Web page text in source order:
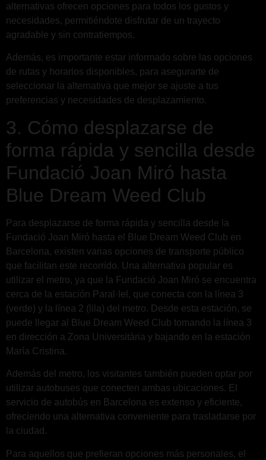
alternativas ofrecen opciones para todos los gustos y
necesidades, permitiéndote disfrutar de un trayecto
agradable y sin contratiempos.
Además, es importante estar informado sobre las opciones
de rutas y horarios disponibles, para asegurarte de
seleccionar la alternativa que mejor se ajuste a tus
preferencias y necesidades de desplazamiento.
3. Cómo desplazarse de
forma rápida y sencilla desde
Fundació Joan Miró hasta
Blue Dream Weed Club
Para desplazarse de forma rápida y sencilla desde la
Fundació Joan Miró hasta el Blue Dream Weed Club en
Barcelona, existen varias opciones de transporte público
que facilitan este recorrido. Una alternativa popular es
utilizar el metro, ya que la Fundació Joan Miró se encuentra
cerca de la estación Paral·lel, que conecta con la línea 3
(verde) y la línea 2 (lila) del metro. Desde esta estación, se
puede llegar al Blue Dream Weed Club tomando la línea 3
en dirección a Zona Universitària y bajando en la estación
María Cristina.
Además del metro, los visitantes también pueden optar por
utilizar autobuses que conecten ambas ubicaciones. El
servicio de autobús en Barcelona es extenso y eficiente,
ofreciendo una alternativa conveniente para trasladarse por
la ciudad.
Para aquellos que prefieran opciones más personales, el